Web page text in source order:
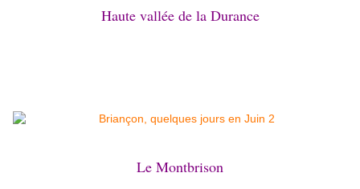
Haute vallée de la Durance
Le Montbrison